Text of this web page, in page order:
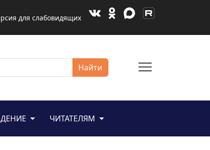
для слабовидящих
Найти menu
ЧИТАТЕЛЯМ